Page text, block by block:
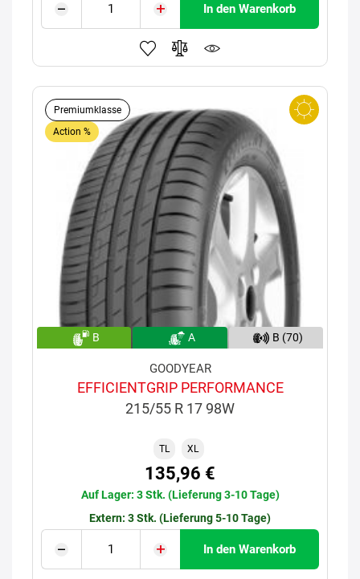
In den Warenkorb
Premiumklasse
Action %
B A B (70)
GOODYEAR
EFFICIENTGRIP PERFORMANCE
215/55 R 17 98W
TL XL
135,96 €
Auf Lager: 3 Stk. (Lieferung 3-10 Tage)
Extern: 3 Stk. (Lieferung 5-10 Tage)
In den Warenkorb